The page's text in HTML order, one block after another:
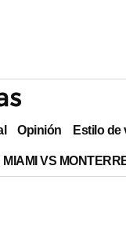
Opinión Estilo de
MIAMI VS